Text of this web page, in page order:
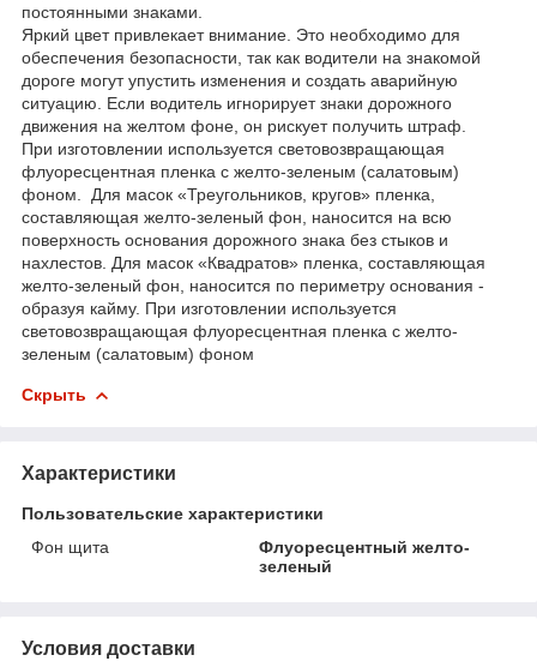
постоянными знаками.
Яркий цвет привлекает внимание. Это необходимо для
обеспечения безопасности, так как водители на знакомой
дороге могут упустить изменения и создать аварийную
ситуацию. Если водитель игнорирует знаки дорожного
движения на желтом фоне, он рискует получить штраф.
При изготовлении используется световозвращающая
флуоресцентная пленка с желто-зеленым (салатовым)
фоном. Для масок «Треугольников, кругов» пленка,
составляющая желто-зеленый фон, наносится на всю
поверхность основания дорожного знака без стыков и
нахлестов. Для масок «Квадратов» пленка, составляющая
желто-зеленый фон, наносится по периметру основания -
образуя кайму. При изготовлении используется
световозвращающая флуоресцентная пленка с желто-
зеленым (салатовым) фоном
Скрыть
Характеристики
Пользовательские характеристики
Фон щита
Флуоресцентный желто-
зеленый
Условия доставки